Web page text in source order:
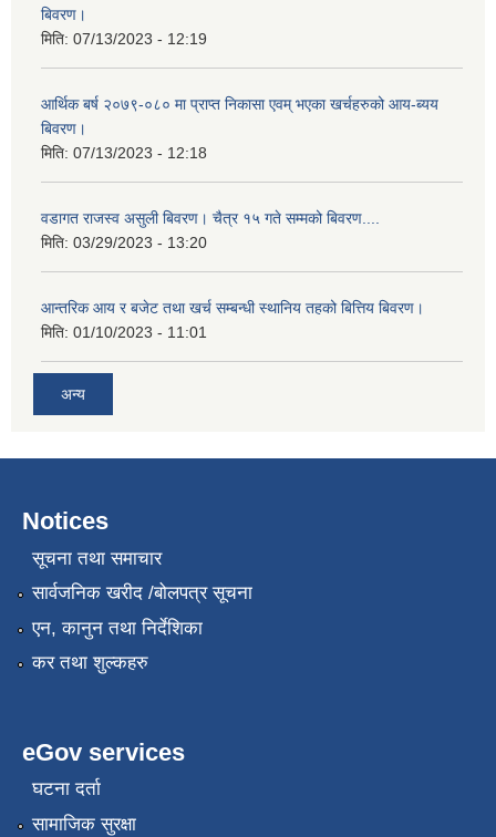
बिवरण।
मिति: 07/13/2023 - 12:19
आर्थिक बर्ष २०७९-०८० मा प्राप्त निकासा एवम् भएका खर्चहरुको आय-ब्यय
बिवरण।
मिति: 07/13/2023 - 12:18
वडागत राजस्व असुली बिवरण। चैत्र १५ गते सम्मको बिवरण....
मिति: 03/29/2023 - 13:20
आन्तरिक आय र बजेट तथा खर्च सम्बन्धी स्थानिय तहको बित्तिय बिवरण।
मिति: 01/10/2023 - 11:01
अन्य
Notices
सूचना तथा समाचार
सार्वजनिक खरीद /बोलपत्र सूचना
एन, कानुन तथा निर्देशिका
कर तथा शुल्कहरु
eGov services
घटना दर्ता
सामाजिक सुरक्षा